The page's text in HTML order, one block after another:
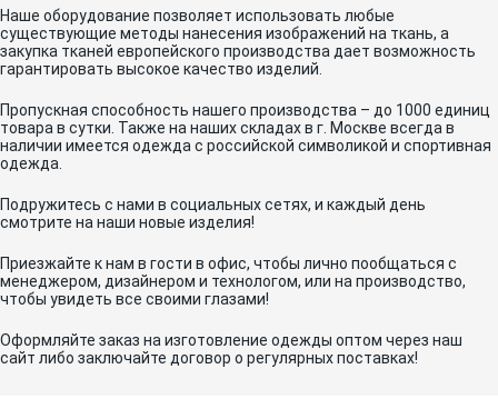
Наше оборудование позволяет использовать любые
существующие методы нанесения изображений на ткань, а
закупка тканей европейского производства дает возможность
гарантировать высокое качество изделий.
Пропускная способность нашего производства – до 1000 единиц
товара в сутки. Также на наших складах в г. Москве всегда в
наличии имеется одежда с российской символикой и спортивная
одежда.
Подружитесь с нами в социальных сетях, и каждый день
смотрите на наши новые изделия!
Приезжайте к нам в гости в офис, чтобы лично пообщаться с
менеджером, дизайнером и технологом, или на производство,
чтобы увидеть все своими глазами!
Оформляйте заказ на изготовление одежды оптом через наш
сайт либо заключайте договор о регулярных поставках!